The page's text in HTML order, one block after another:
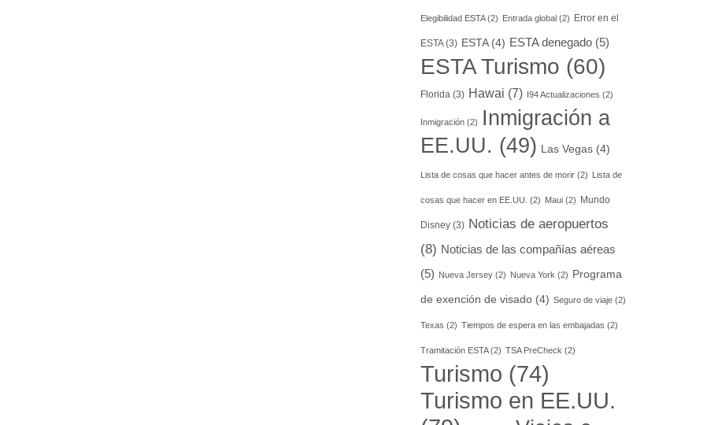
Elegibilidad ESTA(2) Entrada global (2) Error en el
ESTA(3) ESTA(4) ESTA denegado(5)
ESTA Turismo (60)
Florida(3) Hawai (7) I94 Actualizaciones (2)
Inmigración(2)
Inmigración a
EE.UU. (49) Las Vegas(4)
Lista de cosas que hacer antes de morir(2) Lista de
cosas que hacer en EE.UU. (2) Maui(2) Mundo
Disney(3) Noticias de aeropuertos
(8) Noticias de las compañías aéreas
(5) Nueva Jersey(2) Nueva York (2) Programa
de exención de visado(4) Seguro de viaje(2)
Texas (2) Tiempos de espera en las embajadas (2)
Tramitación ESTA(2) TSA PreCheck (2)
Turismo (74)
Turismo en EE.UU.